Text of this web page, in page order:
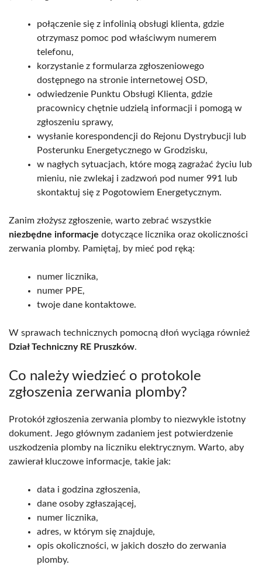
połączenie się z infolinią obsługi klienta, gdzie
otrzymasz pomoc pod właściwym numerem
telefonu,
korzystanie z formularza zgłoszeniowego
dostępnego na stronie internetowej OSD,
odwiedzenie Punktu Obsługi Klienta, gdzie
pracownicy chętnie udzielą informacji i pomogą w
zgłoszeniu sprawy,
wysłanie korespondencji do Rejonu Dystrybucji lub
Posterunku Energetycznego w Grodzisku,
w nagłych sytuacjach, które mogą zagrażać życiu lub
mieniu, nie zwlekaj i zadzwoń pod numer 991 lub
skontaktuj się z Pogotowiem Energetycznym.
Zanim złożysz zgłoszenie, warto zebrać wszystkie
niezbędne informacje dotyczące licznika oraz okoliczności
zerwania plomby. Pamiętaj, by mieć pod ręką:
numer licznika,
numer PPE,
twoje dane kontaktowe.
W sprawach technicznych pomocną dłoń wyciąga również
Dział Techniczny RE Pruszków.
Co należy wiedzieć o protokole
zgłoszenia zerwania plomby?
Protokół zgłoszenia zerwania plomby to niezwykle istotny
dokument. Jego głównym zadaniem jest potwierdzenie
uszkodzenia plomby na liczniku elektrycznym. Warto, aby
zawierał kluczowe informacje, takie jak:
data i godzina zgłoszenia,
dane osoby zgłaszającej,
numer licznika,
adres, w którym się znajduje,
opis okoliczności, w jakich doszło do zerwania
plomby.